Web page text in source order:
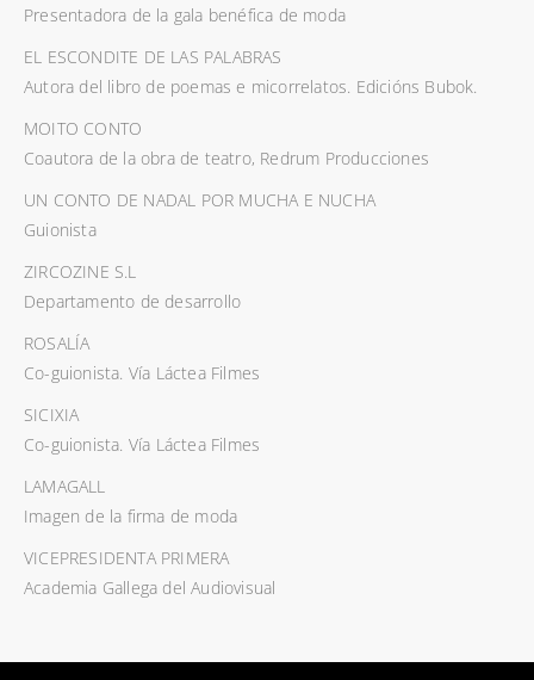
Presentadora de la gala benéfica de moda
EL ESCONDITE DE LAS PALABRAS
Autora del libro de poemas e micorrelatos. Edicións Bubok.
MOITO CONTO
Coautora de la obra de teatro, Redrum Producciones
UN CONTO DE NADAL POR MUCHA E NUCHA
Guionista
ZIRCOZINE S.L
Departamento de desarrollo
ROSALÍA
Co-guionista. Vía Láctea Filmes
SICIXIA
Co-guionista. Vía Láctea Filmes
LAMAGALL
Imagen de la firma de moda
VICEPRESIDENTA PRIMERA
Academia Gallega del Audiovisual